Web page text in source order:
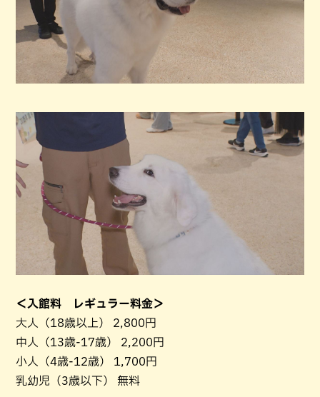
＜入館料 レギュラー料金＞
大人（18歳以上） 2,800円
中人（13歳-17歳） 2,200円
小人（4歳-12歳） 1,700円
乳幼児（3歳以下） 無料